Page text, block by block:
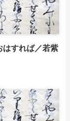
はすれば／若紫